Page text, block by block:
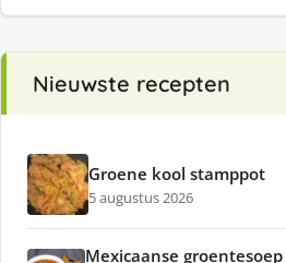
Nieuwste recepten
Groene kool stamppot
5 augustus 2026
Mexicaanse